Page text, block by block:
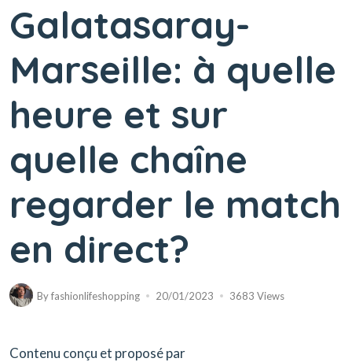
Galatasaray-
Marseille: à quelle
heure et sur
quelle chaîne
regarder le match
en direct?
Byfashionlifeshopping 20/01/2023 3683 Views
Contenu conçu et proposé par